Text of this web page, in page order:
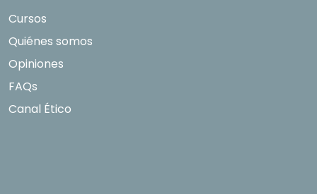
Cursos
Quiénes somos
Opiniones
FAQs
Canal Ético